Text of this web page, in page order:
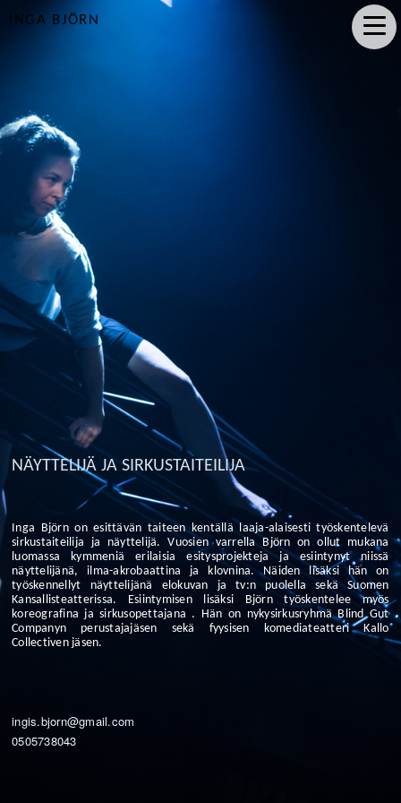
INGA BJÖRN
NÄYTTELIJÄ JA SIRKUSTAITEILIJA
Inga Björn on esittävän taiteen kentällä laaja-alaisesti työskentelevä
sirkustaiteilija ja näyttelijä. Vuosien varrella Björn on ollut mukana
luomassa kymmeniä erilaisia esitysprojekteja ja esiintynyt niissä
näyttelijänä, ilma-akrobaattina ja klovnina. Näiden lisäksi hän on
työskennellyt näyttelijänä elokuvan ja tv:n puolella sekä Suomen
Kansallisteatterissa. Esiintymisen lisäksi Björn työskentelee myös
koreografina ja sirkusopettajana . Hän on nykysirkusryhmä Blind Gut
Companyn perustajajäsen sekä fyysisen komediateatteri Kallo
Collectiven jäsen.
ingis.bjorn@gmail.com
0505738043